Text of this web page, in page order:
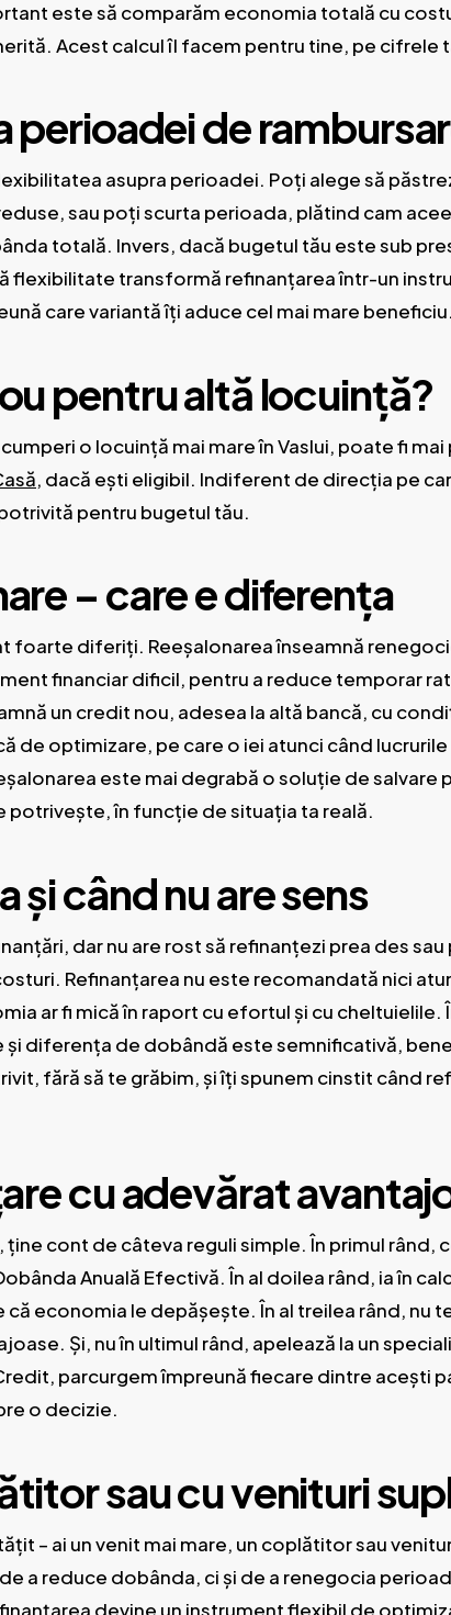
este să comparăm economia totală cu
Acest calcul îl facem pentru tine, pe cifrele
perioadei de
asupra perioadei. Poți alege să
sau poți scurta perioada, plătind cam
totală. Invers, dacă bugetul tău este sub
flexibilitate transformă refinanțarea într-un
care variantă îți aduce cel mai mare beneficiu.
pentru altă locuință?
o locuință mai mare în Vaslui, poate fi
, dacă ești eligibil. Indiferent de direcția pe
pentru bugetul tău.
– care e diferența
foarte diferiți. Reeșalonarea înseamnă
financiar dificil, pentru a reduce temporar
un credit nou, adesea la altă bancă, cu
optimizare, pe care o iei atunci când lucrurile
este mai degrabă o soluție de salvare
potrivește, în funcție de situația ta reală.
când nu are sens
dar nu are rost să refinanțezi prea des
Refinanțarea nu este recomandată nici
ar fi mică în raport cu efortul și cu cheltuielile.
diferența de dobândă este semnificativă,
fără să te grăbim, și îți spunem cinstit când
cu adevărat
cont de câteva reguli simple. În primul rând,
Anuală Efectivă. În al doilea rând, ia în
economia le depășește. În al treilea rând, nu
Și, nu în ultimul rând, apelează la un
parcurgem împreună fiecare dintre acești
o decizie.
sau cu venituri
– ai un venit mai mare, un coplătitor sau
a reduce dobânda, ci și de a renegocia
devine un instrument flexibil de